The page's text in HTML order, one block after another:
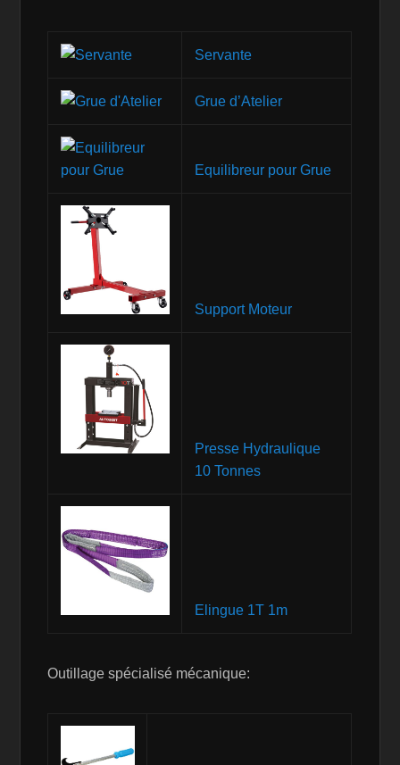
Servante
Grue d’Atelier
Equilibreur pour Grue
Support Moteur
Presse Hydraulique
10 Tonnes
Elingue 1T 1m
Outillage spécialisé mécanique: